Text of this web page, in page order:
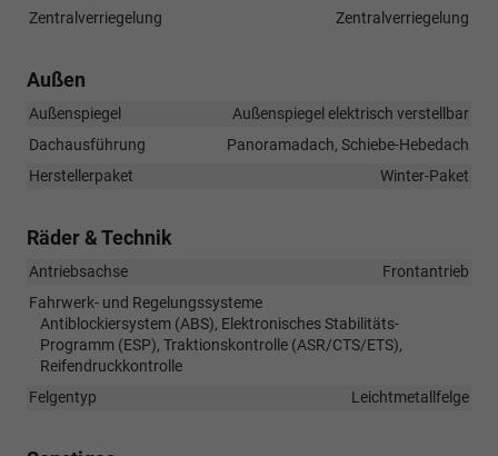
Zentralverriegelung
Zentralverriegelung
Außen
Außenspiegel
Außenspiegel elektrisch verstellbar
Dachausführung
Panoramadach, Schiebe-Hebedach
Herstellerpaket
Winter-Paket
Räder & Technik
Antriebsachse
Frontantrieb
Fahrwerk- und Regelungssysteme
Antiblockiersystem (ABS), Elektronisches Stabilitäts-
Programm (ESP), Traktionskontrolle (ASR/CTS/ETS),
Reifendruckkontrolle
Felgentyp
Leichtmetallfelge